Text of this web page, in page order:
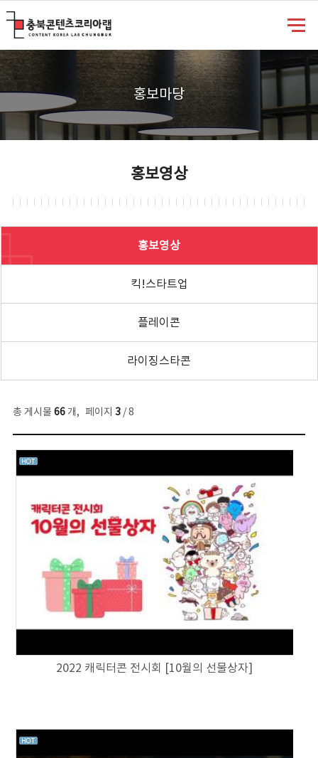
홍보마당
홍보영상
홍보영상
킥!스타트업
플레이콘
라이징스타콘
총 게시물 66개, 페이지 3/ 8
2022 캐릭터콘 전시회 [10월의 선물상자]